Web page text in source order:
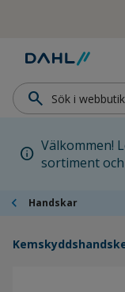
Hoppa till
search
info Välkommen!
sortiment
chevron_left Handskar